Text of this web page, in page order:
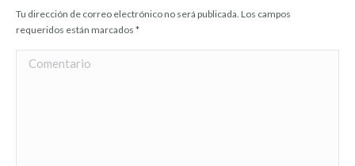
Tu dirección de correo electrónico no será publicada. Los campos
requeridos están marcados *
Comentario